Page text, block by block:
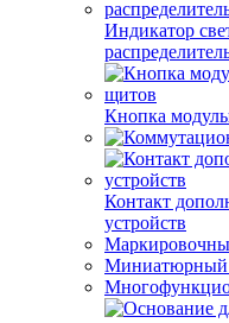
Индикатор
Кнопка
Контакт
устройств
Миниатюрный